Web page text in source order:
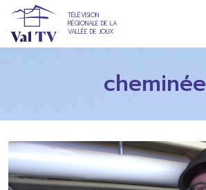
TÉLÉVISION
RÉGIONALE DE LA
VALLÉE DE JOUX
cheminée